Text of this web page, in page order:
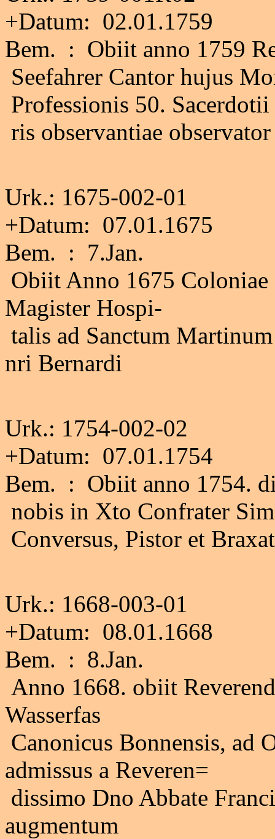
+Datum: 02.01.1759
Bem. : Obiit anno 1759
Seefahrer Cantor hujus
Professionis 50.
ris observantiae observator
Urk.: 1675-002-01
+Datum: 07.01.1675
Bem. : 7.Jan.
Obiit Anno 1675
Magister Hospi-
talis ad Sanctum
nri Bernardi
Urk.: 1754-002-02
+Datum: 07.01.1754
Bem. : Obiit anno 1754.
nobis in Xto Confrater
Conversus, Pistor et
Urk.: 1668-003-01
+Datum: 08.01.1668
Bem. : 8.Jan.
Anno 1668. obiit
Wasserfas
Canonicus Bonnensis, ad
admissus a Reveren=
dissimo Dno Abbate
augmentum